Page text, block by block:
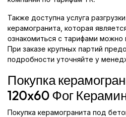
Также доступна услуга
керамогранита, которая
ознакомиться с тарифами можно
При заказе крупных партий
подробности уточняйте у
Покупка
120x60 Фог
Покупка керамогранита под